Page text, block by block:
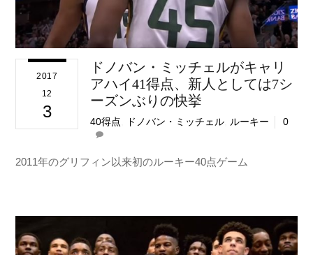
2017
12
3
ドノバン・ミッチェルがキャリ
アハイ41得点、新人としては7シ
ーズンぶりの快挙
40得点 ドノバン・ミッチェル ルーキー 0
2011年のグリフィン以来初のルーキー40点ゲーム